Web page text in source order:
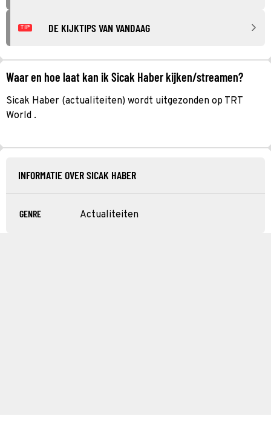
TIP DE KIJKTIPS VAN VANDAAG
Waar en hoe laat kan ik Sicak Haber kijken/streamen?
Sicak Haber (actualiteiten) wordt uitgezonden op TRT
World .
INFORMATIE OVER SICAK HABER
GENRE Actualiteiten